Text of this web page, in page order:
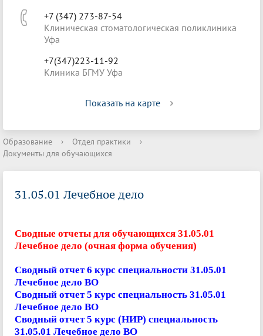
+7 (347) 273-87-54
Клиническая стоматологическая поликлиника
Уфа
+7(347)223-11-92
Клиника БГМУ Уфа
Показать на карте
Образование › Отдел практики
›
Документы для обучающихся
31.05.01 Лечебное дело
Сводные отчеты для обучающихся 31.05.01
Лечебное дело (очная форма обучения)
Сводный отчет 6 курс специальности 31.05.01
Лечебное дело ВО
Сводный отчет 5 курс специальность 31.05.01
Лечебное дело ВО
Сводный отчет 5 курс (НИР) специальность
31.05.01 Лечебное дело ВО